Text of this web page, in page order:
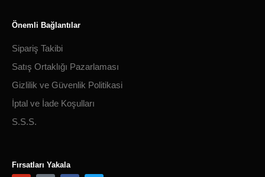
Önemli Bağlantılar
Sipariş Takibi
Satış Ortaklığı Pazarlaması
Gizlilik ve Güvenlik Politikasi
İptal ve İade Koşulları
S.S.S.
Fırsatları Yakala